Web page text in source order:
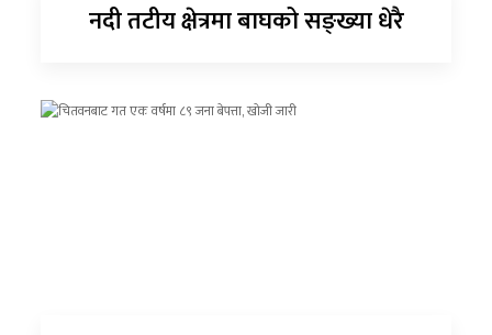
नदी तटीय क्षेत्रमा बाघको सङ्ख्या धेरै